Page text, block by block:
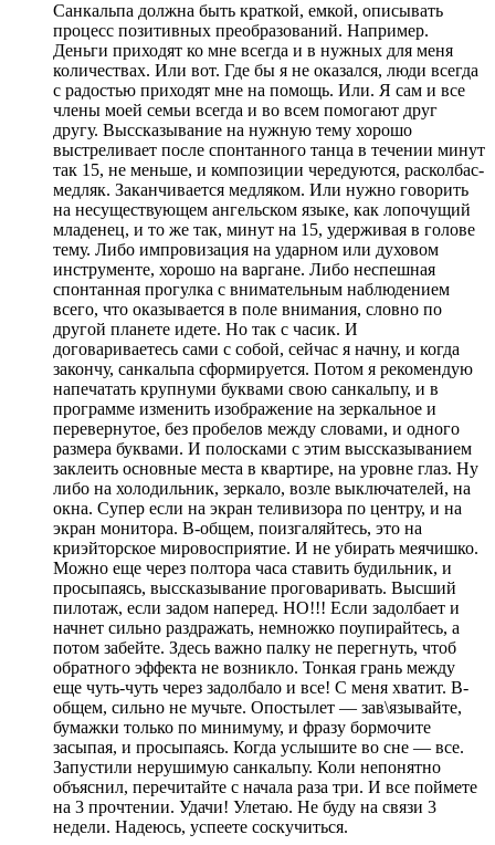
Санкальпа должна быть краткой, емкой, описывать
процесс позитивных преобразований. Например.
Деньги приходят ко мне всегда и в нужных для меня
количествах. Или вот. Где бы я не оказался, люди всегда
с радостью приходят мне на помощь. Или. Я сам и все
члены моей семьи всегда и во всем помогают друг
другу. Выссказывание на нужную тему хорошо
выстреливает после спонтанного танца в течении минут
так 15, не меньше, и композиции чередуются, расколбас-
медляк. Заканчивается медляком. Или нужно говорить
на несуществующем ангельском языке, как лопочущий
младенец, и то же так, минут на 15, удерживая в голове
тему. Либо импровизация на ударном или духовом
инструменте, хорошо на варгане. Либо неспешная
спонтанная прогулка с внимательным наблюдением
всего, что оказывается в поле внимания, словно по
другой планете идете. Но так с часик. И
договариваетесь сами с собой, сейчас я начну, и когда
закончу, санкальпа сформируется. Потом я рекомендую
напечатать крупнуми буквами свою санкальпу, и в
программе изменить изображение на зеркальное и
перевернутое, без пробелов между словами, и одного
размера буквами. И полосками с этим выссказыванием
заклеить основные места в квартире, на уровне глаз. Ну
либо на холодильник, зеркало, возле выключателей, на
окна. Супер если на экран теливизора по центру, и на
экран монитора. В-общем, поизгаляйтесь, это на
криэйторское мировосприятие. И не убирать меячишко.
Можно еще через полтора часа ставить будильник, и
просыпаясь, выссказывание проговаривать. Высший
пилотаж, если задом наперед. НО!!! Если задолбает и
начнет сильно раздражать, немножко поупирайтесь, а
потом забейте. Здесь важно палку не перегнуть, чтоб
обратного эффекта не возникло. Тонкая грань между
еще чуть-чуть через задолбало и все! С меня хватит. В-
общем, сильно не мучьте. Опостылет — зав\язывайте,
бумажки только по минимуму, и фразу бормочите
засыпая, и просыпаясь. Когда услышите во сне — все.
Запустили нерушимую санкальпу. Коли непонятно
объяснил, перечитайте с начала раза три. И все поймете
на 3 прочтении. Удачи! Улетаю. Не буду на связи 3
недели. Надеюсь, успеете соскучиться.